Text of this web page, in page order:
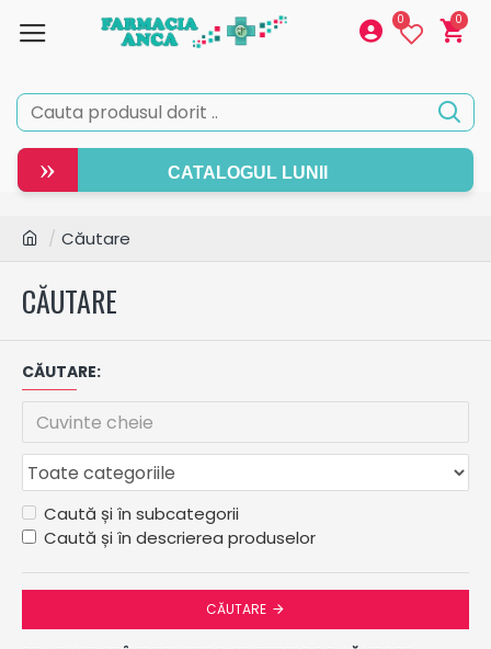
0 0
» CATALOGUL LUNII
Căutare
CĂUTARE
CĂUTARE:
Caută și în subcategorii
Caută și în descrierea produselor
CĂUTARE